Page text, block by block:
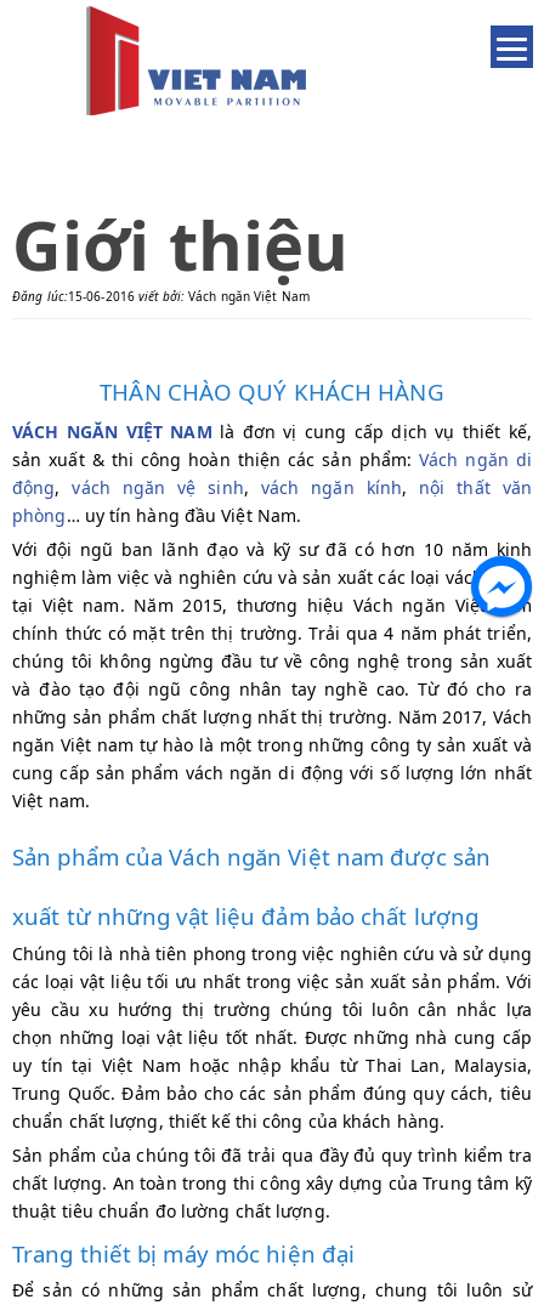
Giới thiệu
Đăng lúc:15-06-2016viết bởi:Vách ngăn Việt Nam
THÂN CHÀO QUÝ KHÁCH HÀNG
VÁCH NGĂN VIỆT NAM là đơn vị cung cấp dịch vụ thiết kế,
sản xuất & thi công hoàn thiện các sản phẩm:Vách ngăn di
động,vách ngăn vệ sinh, vách ngăn kính, nội thất văn
phòng… uy tín hàng đầu Việt Nam.
Với đội ngũ ban lãnh đạo và kỹ sư đã có hơn 10 năm kinh
nghiệm làm việc và nghiên cứu và sản xuất các loại vách ngăn
tại Việt nam. Năm 2015, thương hiệu Vách ngăn Việt nam
chính thức có mặt trên thị trường. Trải qua 4 năm phát triển,
chúng tôi không ngừng đầu tư về công nghệ trong sản xuất
và đào tạo đội ngũ công nhân tay nghề cao. Từ đó cho ra
những sản phẩm chất lượng nhất thị trường. Năm 2017, Vách
ngăn Việt nam tự hào là một trong những công ty sản xuất và
cung cấp sản phẩm vách ngăn di động với số lượng lớn nhất
Việt nam.
Sản phẩm của Vách ngăn Việt nam được sản
xuất từ những vật liệu đảm bảo chất lượng
Chúng tôi là nhà tiên phong trong việc nghiên cứu và sử dụng
các loại vật liệu tối ưu nhất trong việc sản xuất sản phẩm. Với
yêu cầu xu hướng thị trường chúng tôi luôn cân nhắc lựa
chọn những loại vật liệu tốt nhất. Được những nhà cung cấp
uy tín tại Việt Nam hoặc nhập khẩu từ Thai Lan, Malaysia,
Trung Quốc. Đảm bảo cho các sản phẩm đúng quy cách, tiêu
chuẩn chất lượng, thiết kế thi công của khách hàng.
Sản phẩm của chúng tôi đã trải qua đầy đủ quy trình kiểm tra
chất lượng. An toàn trong thi công xây dựng của Trung tâm kỹ
thuật tiêu chuẩn đo lường chất lượng.
Trang thiết bị máy móc hiện đại
Để sản có những sản phẩm chất lượng, chung tôi luôn sử